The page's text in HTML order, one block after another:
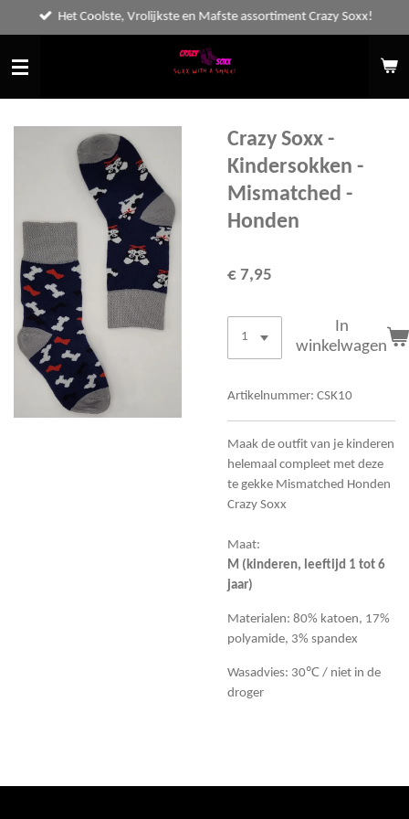
direct
naar
de
hoofdinhoud
Het Coolste, Vrolijkste en Mafste assortiment Crazy Soxx!
Crazy Soxx -
Kindersokken -
Mismatched -
Honden
€ 7,95
In
winkelwagen
Artikelnummer: CSK10
Maak de outfit van je kinderen
helemaal compleet met deze
te gekke Mismatched Honden
Crazy Soxx
Maat:
M (kinderen, leeftijd 1 tot 6
jaar)
Materialen: 80% katoen, 17%
polyamide, 3% spandex
Wasadvies: 30℃ / niet in de
droger